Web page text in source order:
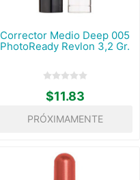
Corrector Medio Deep 005
PhotoReady Revlon 3,2 Gr.
$11.83
PRÓXIMAMENTE